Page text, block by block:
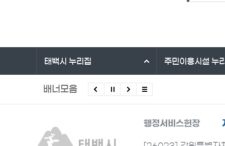
태백시 누리집 주민이용시설 누
배너모음
행정서비스헌장